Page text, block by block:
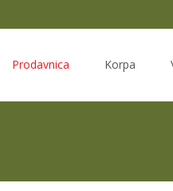
Prodavnica Korpa